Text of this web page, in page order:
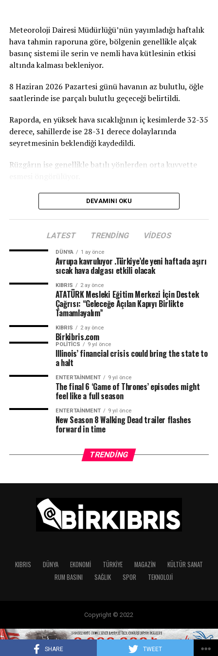
SHARE TWEET
projesine destek olmaya davet ediyoruz” dedi.
Birçok Meslek Dalında Eğitim Verilecek
Merkezi’nde terzilik, ayakkabıcılık, kaynakçılık,
tesisatçılık, robotik kodlama, oto elektrik, oto kaporta,
verilmesi planlanıyor. Merkezin, KKTC’nin mesleki
eğitim altyapısına önemli katkılar sağlaması ve
gençlerin istihdam olanaklarını artırması hedefleniyor.
Meteoroloji Dairesi Müdürlüğü’nün yayımladığı haftalık
hava tahmin raporuna göre, bölgenin genellikle alçak
basınç sistemi ile serin ve nemli hava kütlesinin etkisi
altında kalması bekleniyor.
8 Haziran 2026 Pazartesi günü havanın az bulutlu, öğle
saatlerinde ise parçalı bulutlu geçeceği belirtildi.
Raporda, en yüksek hava sıcaklığının iç kesimlerde 32-35
derece, sahillerde ise 28-31 derece dolaylarında
seyretmesinin beklendiği kaydedildi.
Rüzgârın ise genellikle batılı yönlerden orta kuvvette
DEVAMINI OKU
LATEST TRENDING VIDEOS
DÜNYA 1 ay önce
Avrupa kavruluyor .Türkiye’de yeni haftada aşırı
sıcak hava dalgası etkili olacak
KIBRIS 2 ay önce
ATATÜRK Mesleki Eğitim Merkezi İçin Destek
Çağrısı: “Geleceğe Açılan Kapıyı Birlikte
Tamamlayalım”
KIBRIS 2 ay önce
Birkibris.com
POLITICS 9 yıl önce
Illinois’ financial crisis could bring the state to
a halt
ENTERTAINMENT 9 yıl önce
The final 6 ‘Game of Thrones’ episodes might
feel like a full season
ENTERTAINMENT 9 yıl önce
New Season 8 Walking Dead trailer flashes
forward in time
TRENDING
KIBRIS DÜNYA EKONOMI TÜRKIYE MAGAZIN
KÜLTÜR SANAT
RUM BASINI
SAĞLIK SPOR TEKNOLOJI
Copyright © 2022